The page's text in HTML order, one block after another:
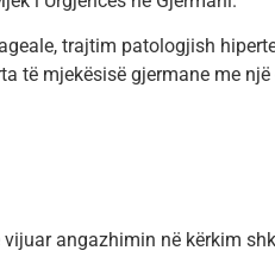
trajtim patologjish
të mjekësisë gjermane me
angazhimin në kërkim